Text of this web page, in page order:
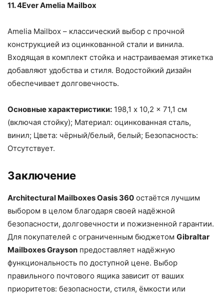
11. 4Ever Amelia Mailbox
Amelia Mailbox – классический выбор с прочной
конструкцией из оцинкованной стали и винила.
Входящая в комплект стойка и настраиваемая этикетка
добавляют удобства и стиля. Водостойкий дизайн
обеспечивает долговечность.
Основные характеристики: 198,1 x 10,2 x 71,1 см
(включая стойку); Материал: оцинкованная сталь,
винил; Цвета: чёрный/белый, белый; Безопасность:
Отсутствует.
Заключение
Architectural Mailboxes Oasis 360 остаётся лучшим
выбором в целом благодаря своей надёжной
безопасности, долговечности и пожизненной гарантии.
Для покупателей с ограниченным бюджетом Gibraltar
Mailboxes Grayson предоставляет надёжную
функциональность по доступной цене. Выбор
правильного почтового ящика зависит от ваших
приоритетов: безопасности, стиля, ёмкости или